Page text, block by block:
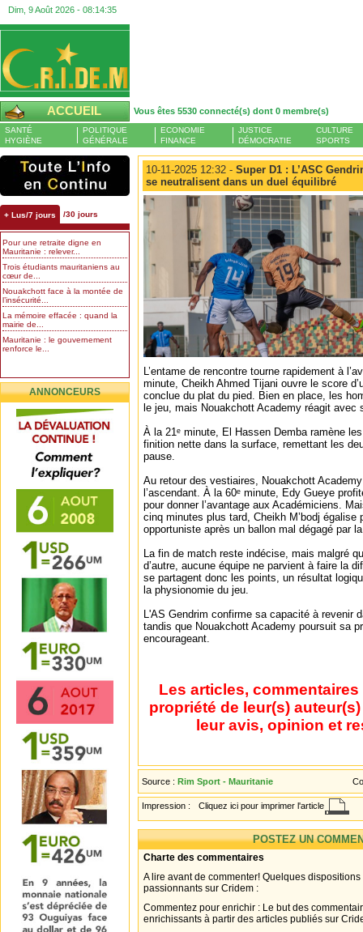
Dim, 9 Août 2026 - 08:14:36
ACCUEIL Vous êtes 5530 connecté(s) dont 0 membre(s)
SANTÉ
HYGIÈNE
POLITIQUE
GÉNÉRALE
ECONOMIE
FINANCE
JUSTICE
DÉMOCRATIE
CULTURE
SPORTS
+ Lus/7 jours /30 jours
Pour une retraite digne en
Mauritanie : relever...
Trois étudiants mauritaniens au
cœur de...
Nouakchott face à la montée de
l’insécurité...
La mémoire effacée : quand la
mairie de...
Mauritanie : le gouvernement
renforce le...
ANNONCEURS
10-11-2025 12:32 - Super D1 : L’ASC
se neutralisent dans un duel équilibré
L’entame de rencontre tourne rapidement à
minute, Cheikh Ahmed Tijani ouvre le score
conclue du plat du pied. Bien en place, les
le jeu, mais Nouakchott Academy réagit avec
À la 21ᵉ minute, El Hassen Demba ramène
finition nette dans la surface, remettant les
pause.
Au retour des vestiaires, Nouakchott
l’ascendant. À la 60ᵉ minute, Edy Gueye
pour donner l’avantage aux Académiciens.
cinq minutes plus tard, Cheikh M’bodj égalise
opportuniste après un ballon mal dégagé par
La fin de match reste indécise, mais malgré
d’autre, aucune équipe ne parvient à faire la
se partagent donc les points, un résultat
la physionomie du jeu.
L'AS Gendrim confirme sa capacité à revenir
tandis que Nouakchott Academy poursuit sa
encourageant.
Les articles,
propriété de leur(s)
leur avis, opinion et
Source : Rim Sport - Mauritanie
Impression : Cliquez ici pour imprimer l'article
POSTEZ UN
Charte des commentaires
A lire avant de commenter! Quelques
passionnants sur Cridem :
Commentez pour enrichir : Le but des
enrichissants à partir des articles publiés sur